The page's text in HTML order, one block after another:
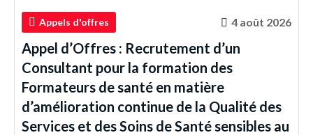
Appels d'offres 4 août 2026
Appel d’Offres : Recrutement d’un
Consultant pour la formation des
Formateurs de santé en matière
d’amélioration continue de la Qualité des
Services et des Soins de Santé sensibles au